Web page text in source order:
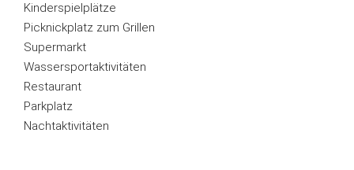
Kinderspielplätze
Picknickplatz zum Grillen
Supermarkt
Wassersportaktivitäten
Restaurant
Parkplatz
Nachtaktivitäten